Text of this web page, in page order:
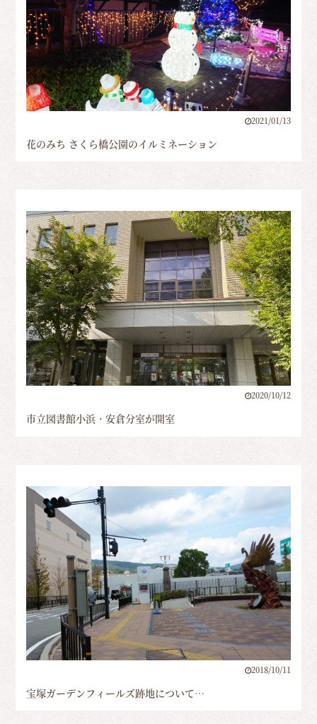
2021/01/13
花のみち さくら橋公園のイルミネーション
2020/10/12
市立図書館小浜・安倉分室が開室
2018/10/11
宝塚ガーデンフィールズ跡地について…